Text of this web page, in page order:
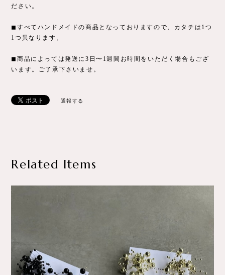
ださい。
◼︎すべてハンドメイドの商品となっておりますので、カタチは1つ
1つ異なります。
◼︎商品によっては発送に3日〜1週間お時間をいただく場合もござ
います。ご了承下さいませ。
通報する
Related Items